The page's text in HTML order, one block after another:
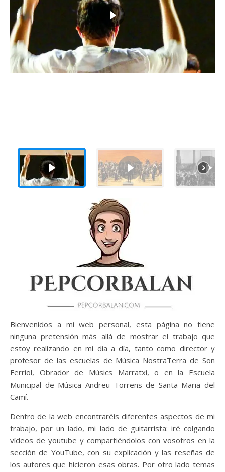
Bienvenidos a mi web personal, esta página no tiene
ninguna pretensión más allá de mostrar el trabajo que
estoy realizando en mi día a día, tanto como director y
profesor de las escuelas de Música NostraTerra de Son
Ferriol, Obrador de Músics Marratxí, o en la Escuela
Municipal de Música Andreu Torrens de Santa Maria del
Camí.
Dentro de la web encontraréis diferentes aspectos de mi
trabajo, por un lado, mi lado de guitarrista: iré colgando
vídeos de youtube y compartiéndolos con vosotros en la
sección de YouTube, con su explicación y las reseñas de
los autores que hicieron esas obras. Por otro lado temas